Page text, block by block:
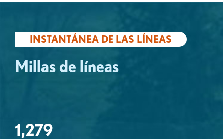
INSTANTÁNEA DE LAS LÍNEAS
Millas de líneas
1,279